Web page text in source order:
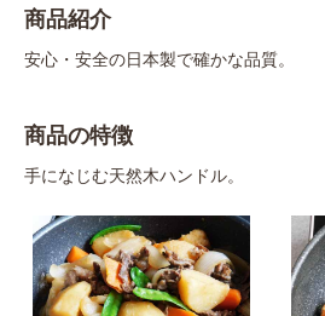
商品紹介
安心・安全の日本製で確かな品質。
商品の特徴
手になじむ天然木ハンドル。